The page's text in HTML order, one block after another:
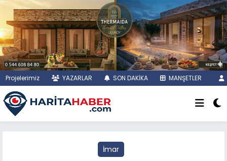
Projelerimiz YAZARLAR SON DAKİKA MANŞETLER
İmar